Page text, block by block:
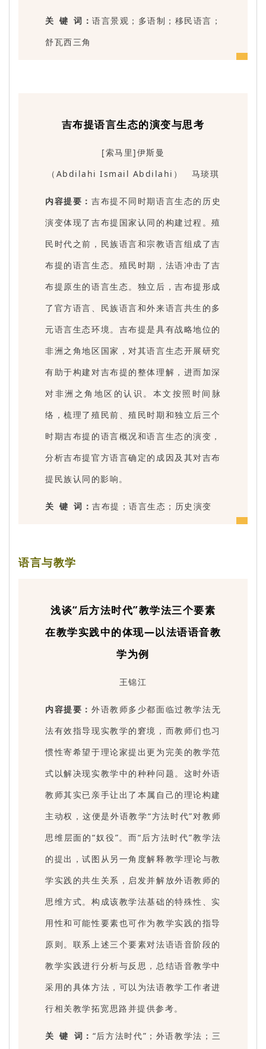
关 键 词： 语言景观；多语制；移民语言；
舒瓦西三角
吉布提语言生态的演变与思考
[索马里]伊斯曼
（Abdilahi Ismail Abdilahi） 马琰琪
内容提要： 吉布提不同时期语言生态的历史
演变体现了吉布提国家认同的构建过程。殖
民时代之前，民族语言和宗教语言组成了吉
布提的语言生态。殖民时期，法语冲击了吉
布提原生的语言生态。独立后，吉布提形成
了官方语言、民族语言和外来语言共生的多
元语言生态环境。吉布提是具有战略地位的
非洲之角地区国家，对其语言生态开展研究
有助于构建对吉布提的整体理解，进而加深
对非洲之角地区的认识。本文按照时间脉
络，梳理了殖民前、殖民时期和独立后三个
时期吉布提的语言概况和语言生态的演变，
分析吉布提官方语言确定的成因及其对吉布
提民族认同的影响。
关 键 词： 吉布提；语言生态；历史演变
语言与教学
浅谈“后方法时代”教学法三个要素
在教学实践中的体现—以法语语音教
学为例
王锦江
内容提要： 外语教师多少都面临过教学法无
法有效指导现实教学的窘境，而教师们也习
惯性寄希望于理论家提出更为完美的教学范
式以解决现实教学中的种种问题。这时外语
教师其实已亲手让出了本属自己的理论构建
主动权，这便是外语教学“方法时代”对教师
思维层面的“奴役”。而“后方法时代”教学法
的提出，试图从另一角度解释教学理论与教
学实践的共生关系，启发并解放外语教师的
思维方式。构成该教学法基础的特殊性、实
用性和可能性要素也可作为教学实践的指导
原则。联系上述三个要素对法语语音阶段的
教学实践进行分析与反思，总结语音教学中
采用的具体方法，可以为法语教学工作者进
行相关教学拓宽思路并提供参考。
关 键 词： “后方法时代”；外语教学法；三